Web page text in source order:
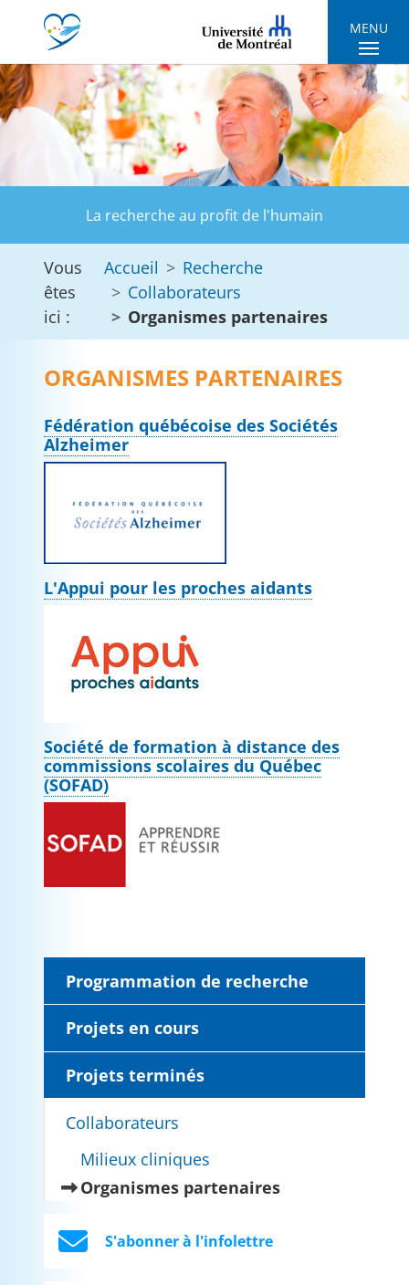
Skip to main navigation
Skip to main content
Skip to page footer
MENU
La recherche au profit de l'humain
Vous
êtes
ici :
Accueil
Recherche
Collaborateurs
Organismes partenaires
Programmation de recherche
Projets en cours
Projets terminés
Collaborateurs
Milieux cliniques
Organismes partenaires(current)
S'abonner à l'infolettre
ORGANISMES PARTENAIRES
Fédération québécoise des Sociétés
Alzheimer
L'Appui pour les proches aidants
Société de formation à distance des
commissions scolaires du Québec
(SOFAD)